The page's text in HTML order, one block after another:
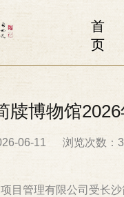
首
页
牍博物馆
06-11 浏览次数：
目管理有限公司受长